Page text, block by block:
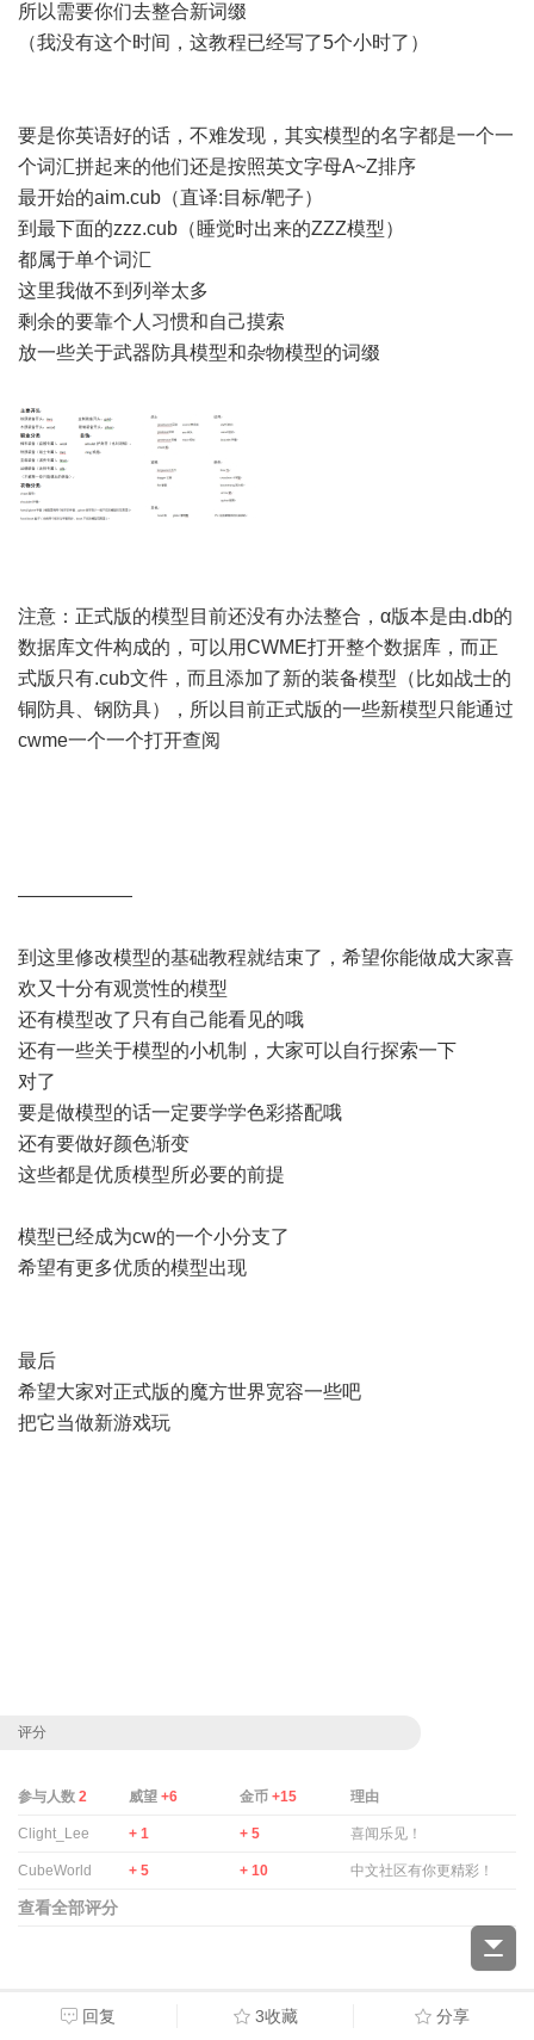
所以需要你们去整合新词缀
（我没有这个时间，这教程已经写了5个小时了）
要是你英语好的话，不难发现，其实模型的名字都是一个一
个词汇拼起来的他们还是按照英文字母A~Z排序
最开始的aim.cub（直译:目标/靶子）
到最下面的zzz.cub（睡觉时出来的ZZZ模型）
都属于单个词汇
这里我做不到列举太多
剩余的要靠个人习惯和自己摸索
放一些关于武器防具模型和杂物模型的词缀
注意：正式版的模型目前还没有办法整合，α版本是由.db的
数据库文件构成的，可以用CWME打开整个数据库，而正
式版只有.cub文件，而且添加了新的装备模型（比如战士的
铜防具、钢防具），所以目前正式版的一些新模型只能通过
cwme一个一个打开查阅
——————
到这里修改模型的基础教程就结束了，希望你能做成大家喜
欢又十分有观赏性的模型
还有模型改了只有自己能看见的哦
还有一些关于模型的小机制，大家可以自行探索一下
对了
要是做模型的话一定要学学色彩搭配哦
还有要做好颜色渐变
这些都是优质模型所必要的前提
模型已经成为cw的一个小分支了
希望有更多优质的模型出现
最后
希望大家对正式版的魔方世界宽容一些吧
把它当做新游戏玩
评分
参与人数 2 威望 +6 金币 +15 理由
Clight_Lee + 1 + 5 喜闻乐见！
CubeWorld + 5 + 10 中文社区有你更精彩！
查看全部评分
倒序浏览
看全部
全部回复 12
回复 3收藏 分享